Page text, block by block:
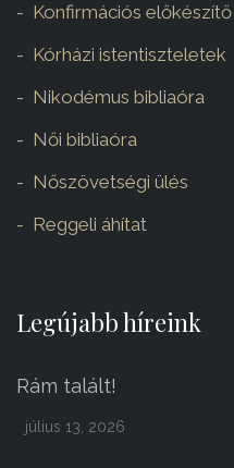
Konfirmációs előkészítő
Kórházi istentiszteletek
Nikodémus bibliaóra
Női bibliaóra
Nőszövetségi ülés
Reggeli áhítat
Legújabb híreink
Rám talált!
július 13, 2026